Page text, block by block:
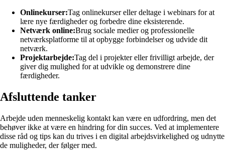
Onlinekurser:Tag onlinekurser eller deltage i webinars for at
lære nye færdigheder og forbedre dine eksisterende.
Netværk online:Brug sociale medier og professionelle
netværksplatforme til at opbygge forbindelser og udvide dit
netværk.
Projektarbejde:Tag del i projekter eller frivilligt arbejde, der
giver dig mulighed for at udvikle og demonstrere dine
færdigheder.
Afsluttende tanker
Arbejde uden menneskelig kontakt kan være en udfordring, men det
behøver ikke at være en hindring for din succes. Ved at implementere
disse råd og tips kan du trives i en digital arbejdsvirkelighed og udnytte
de muligheder, der følger med.